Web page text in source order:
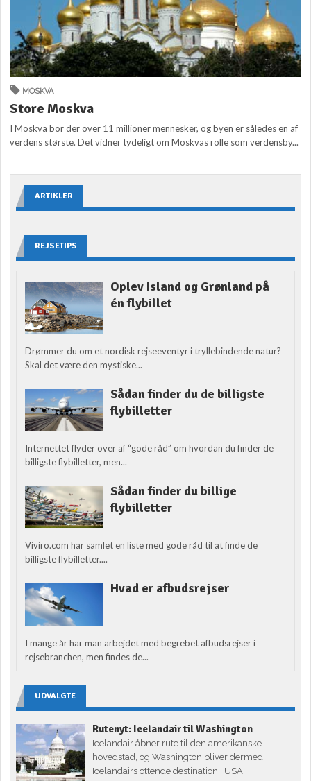
MOSKVA
Store Moskva
I Moskva bor der over 11 millioner mennesker, og byen er således en af
verdens største. Det vidner tydeligt om Moskvas rolle som verdensby...
ARTIKLER
REJSETIPS
Oplev Island og Grønland på
én flybillet
Drømmer du om et nordisk rejseeventyr i tryllebindende natur?
Skal det være den mystiske...
Sådan finder du de billigste
flybilletter
Internettet flyder over af “gode råd” om hvordan du finder de
billigste flybilletter, men...
Sådan finder du billige
flybilletter
Viviro.com har samlet en liste med gode råd til at finde de
billigste flybilletter....
Hvad er afbudsrejser
I mange år har man arbejdet med begrebet afbudsrejser i
rejsebranchen, men findes de...
UDVALGTE
Rutenyt: Icelandair til Washington
Icelandair åbner rute til den amerikanske
hovedstad, og Washington bliver dermed
Icelandairs ottende destination i USA.